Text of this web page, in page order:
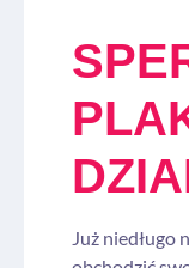
Już niedługo